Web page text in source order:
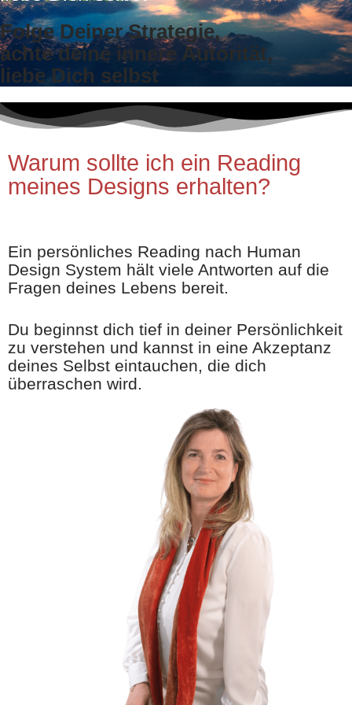
Folge Deiner Strategie,
achte deine innere Autorität,
liebe Dich selbst
Warum sollte ich ein Reading
meines Designs erhalten?
Ein persönliches Reading nach Human
Design System hält viele Antworten auf die
Fragen deines Lebens bereit.
Du beginnst dich tief in deiner Persönlichkeit
zu verstehen und kannst in eine Akzeptanz
deines Selbst eintauchen, die dich
überraschen wird.